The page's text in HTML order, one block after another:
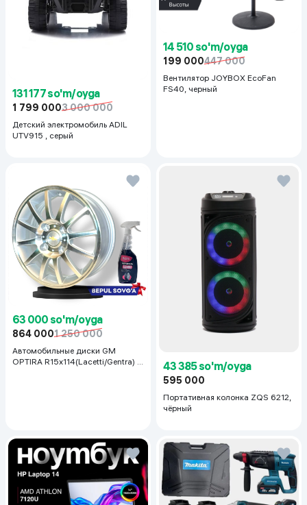
131 177 so'm/oyga
1 799 0003 000 000
Детский электромобиль ADIL
UTV915 , серый
14 510 so'm/oyga
199 000447 000
Вентилятор JOYBOX EcoFan
FS40, черный
63 000 so'm/oyga
864 0001 250 000
Автомобильные диски GM
OPTIRA R15x114(Lacetti/Gentra) 1
43 385 so'm/oyga
595 000
Портативная колонка ZQS 6212,
чёрный